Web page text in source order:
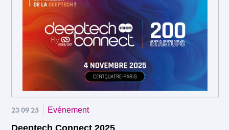
23 09 25 Evénement